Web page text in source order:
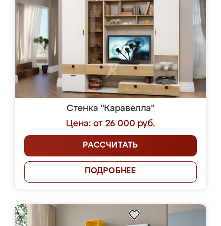
Стенка "Каравелла"
Цена: от 26 000 руб.
РАССЧИТАТЬ
ПОДРОБНЕЕ